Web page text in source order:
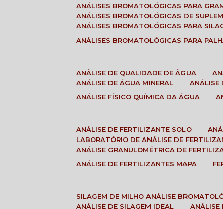
ANÁLISES BROMATOLÓGICAS PARA
ANÁLISES BROMATOLÓGICAS DE
ANÁLISES BROMATOLÓGICAS PARA
ANÁLISES BROMATOLÓGICAS PARA
ANÁLISE DE QUALIDADE DE ÁGUA
ANÁLISE DE ÁGUA MINERAL
ANÁLISE FÍSICO QUÍMICA DA ÁGUA
ANÁLISE DE FERTILIZANTE SOLO
LABORATÓRIO DE ANÁLISE DE
ANÁLISE GRANULOMÉTRICA DE
ANÁLISE DE FERTILIZANTES MAPA
SILAGEM DE MILHO ANÁLISE
ANÁLISE DE SILAGEM IDEAL